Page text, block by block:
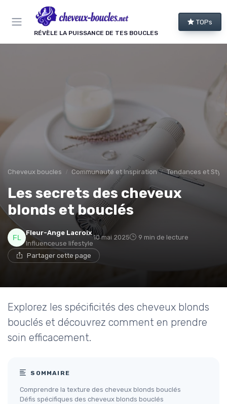
RÉVÈLE LA PUISSANCE DE TES BOUCLES
TOPs
Cheveux boucles Communauté et Inspiration Tendances et
Les secrets des cheveux
blonds et bouclés
Fleur-Ange Lacroix
Influenceuse lifestyle
10 mai 2025 9 min de lecture
Partager cette page
Explorez les spécificités des cheveux blonds
bouclés et découvrez comment en prendre
soin efficacement.
SOMMAIRE
Comprendre la texture des cheveux blonds bouclés
Défis spécifiques des cheveux blonds bouclés
Panneau de gestion des cookies